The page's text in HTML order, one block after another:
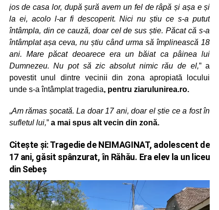
jos de casa lor, după șură avem un fel de râpă și așa e și
la ei, acolo l-ar fi descoperit. Nici nu știu ce s-a putut
întâmpla, din ce cauză, doar cel de sus știe. Păcat că s-a
întâmplat așa ceva, nu știu când urma să împlinească 18
ani. Mare păcat deoarece era un băiat ca pâinea lui
Dumnezeu. Nu pot să zic absolut nimic rău de el,” a
povestit unul dintre vecinii din zona apropiată locului
unde s-a întâmplat tragedia, pentru ziarulunirea.ro.
„Am rămas șocată. La doar 17 ani, doar el știe ce a fost în
sufletul lui,” a mai spus alt vecin din zonă.
Citește și:Tragedie de NEIMAGINAT, adolescent de
17 ani, găsit spânzurat, în Răhău. Era elev la un liceu
din Sebeș